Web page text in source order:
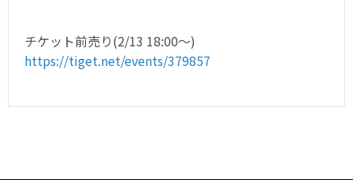
チケット前売り(2/13 18:00〜)
https://tiget.net/events/379857